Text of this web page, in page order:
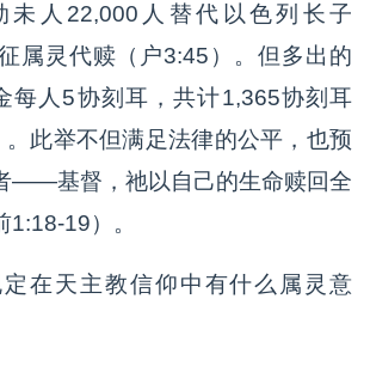
未人22,000人替代以色列长子
属灵代赎（户3:45）。但多出的
每人5协刻耳，共计1,365协刻耳
。此举不但满足法律的公平，也预
——基督，祂以自己的生命赎回全
1:18-19）。
在天主教信仰中有什么属灵意